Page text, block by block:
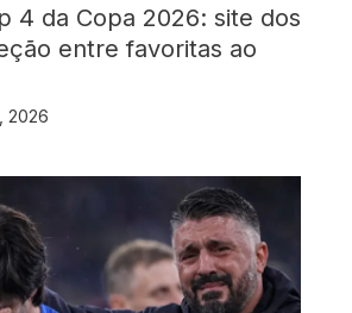
4 da Copa 2026: site dos
entre favoritas ao
2026